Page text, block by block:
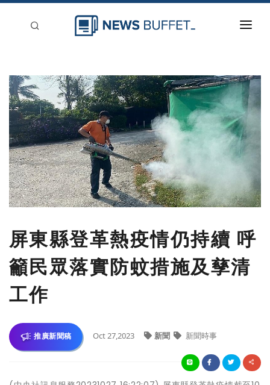
新聞稿分類
登入
刊登
屏東縣登革熱疫情仍持續 呼
籲民眾落實防蚊措施及孳清
工作
推廣新聞稿 Oct 27,2023 新聞 新聞時事